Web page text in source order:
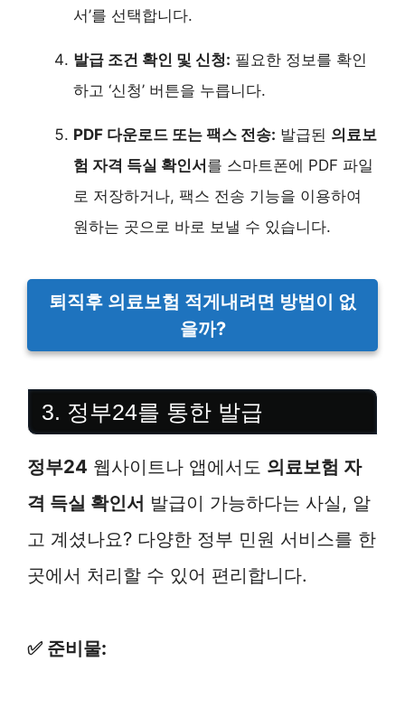
서’를 선택합니다.
발급 조건 확인 및 신청: 필요한 정보를 확인
하고 ‘신청’ 버튼을 누릅니다.
PDF 다운로드 또는 팩스 전송: 발급된 의료보
험 자격 득실 확인서 를 스마트폰에 PDF 파일
로 저장하거나, 팩스 전송 기능을 이용하여
원하는 곳으로 바로 보낼 수 있습니다.
퇴직후 의료보험 적게내려면 방법이 없
을까?
3. 정부24를 통한 발급
정부24 웹사이트나 앱에서도 의료보험 자
격 득실 확인서 발급이 가능하다는 사실, 알
고 계셨나요? 다양한 정부 민원 서비스를 한
곳에서 처리할 수 있어 편리합니다.
✅ 준비물: